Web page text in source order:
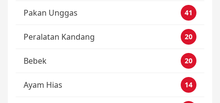
Pakan Unggas 41
Peralatan Kandang 20
Bebek 20
Ayam Hias 14